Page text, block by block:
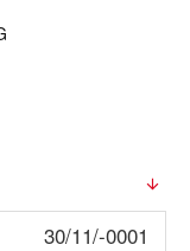
30/11/-0001